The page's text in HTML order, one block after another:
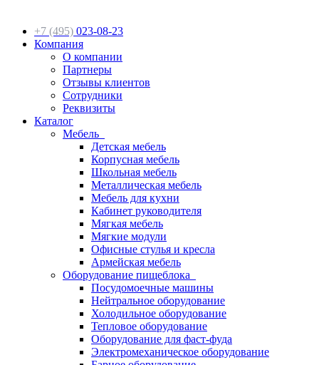
+7 (495) 023-08-23
Компания
О компании
Партнеры
Отзывы клиентов
Сотрудники
Реквизиты
Каталог
Мебель
Детская мебель
Корпусная мебель
Школьная мебель
Металлическая мебель
Мебель для кухни
Кабинет руководителя
Мягкая мебель
Мягкие модули
Офисные стулья и кресла
Армейская мебель
Оборудование пищеблока
Посудомоечные машины
Нейтральное оборудование
Холодильное оборудование
Тепловое оборудование
Оборудование для фаст-фуда
Электромеханическое оборудование